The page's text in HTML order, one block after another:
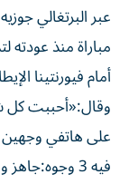
عبر البرتغالي
أمام فيورنتينا
وقال:«أحببت
على هاتفي وجهين
فيه 3